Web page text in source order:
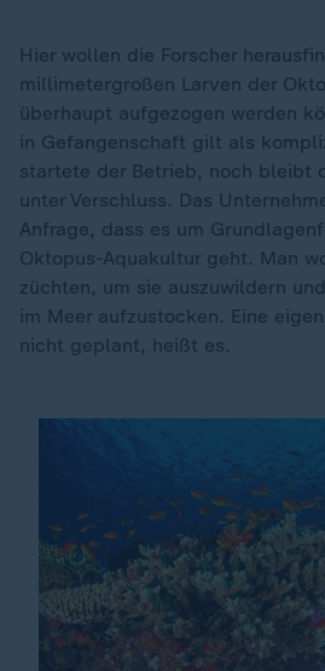
Hier wollen die Forscher
millimetergroßen Larven der
überhaupt aufgezogen werden
in Gefangenschaft gilt als
startete der Betrieb, noch bleibt
unter Verschluss. Das
Anfrage, dass es um
Oktopus-Aquakultur geht. Man
züchten, um sie auszuwildern
im Meer aufzustocken. Eine
nicht geplant, heißt es.